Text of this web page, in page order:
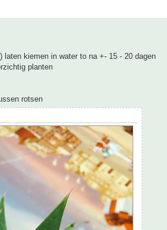
kiemen in water to na +- 15 - 20 dagen
planten
rotsen